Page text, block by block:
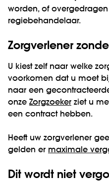
worden, of
regiebehandelaar.
Zorgverlener
U kiest zelf naar welke
voorkomen dat u moet
naar een
onze Zorgzoeker ziet u
een contract hebben.
Heeft uw zorgverlener
gelden er maximale
Dit wordt niet